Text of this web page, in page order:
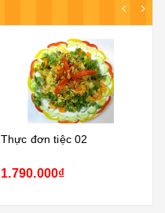
Thực đơn tiệc 02
1.790.000₫